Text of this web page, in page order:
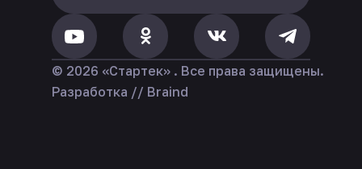
© 2026 «Стартек» . Все права защищены.
Разработка // Braind